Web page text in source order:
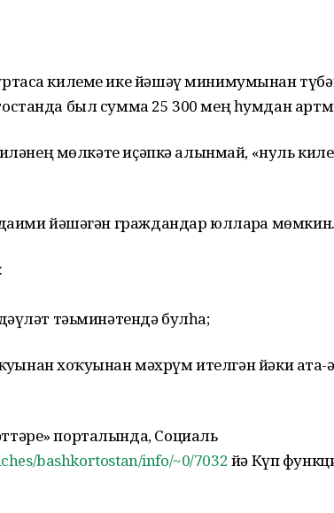
килеме ике йәшәү минимумынан
был сумма 25 300 мең һумдан
мөлкәте иҫәпкә алынмай, «нуль
йәшәгән граждандар юлларға мөмкин.
тәьминәтендә булһа;
хоҡуғынан мәхрүм ителгән йәки ата-
порталында, Социаль
bashkortostan/info/~0/7032 йә Күп